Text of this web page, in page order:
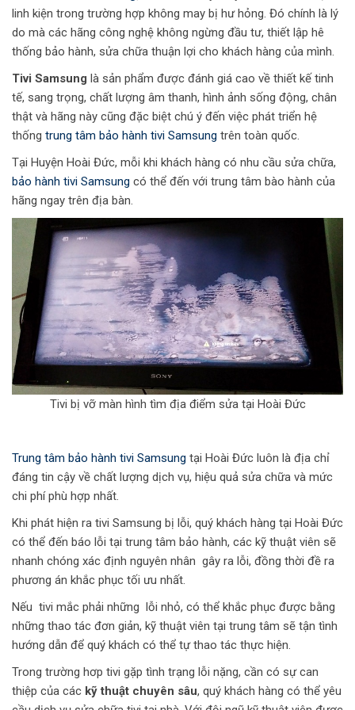
linh kiện trong trường hợp không may bị hư hỏng. Đó chính là lý
do mà các hãng công nghệ không ngừng đầu tư, thiết lập hê
thống bảo hành, sửa chữa thuận lợi cho khách hàng của mình.
Tivi Samsung là sản phẩm được đánh giá cao về thiết kế tinh
tế, sang trọng, chất lượng âm thanh, hình ảnh sống động, chân
thật và hãng này cũng đặc biệt chú ý đến việc phát triển hệ
thống trung tâm bảo hành tivi Samsung trên toàn quốc.
Tại Huyện Hoài Đức, mỗi khi khách hàng có nhu cầu sửa chữa,
bảo hành tivi Samsung có thể đến với trung tâm bào hành của
hãng ngay trên địa bàn.
Tivi bị vỡ màn hình tìm địa điểm sửa tại Hoài Đức
Trung tâm bảo hành tivi Samsung tại Hoài Đức luôn là địa chỉ
đáng tin cậy về chất lượng dịch vụ, hiệu quả sửa chữa và mức
chi phí phù hợp nhất.
Khi phát hiện ra tivi Samsung bị lỗi, quý khách hàng tại Hoài Đức
có thể đến báo lỗi tại trung tâm bảo hành, các kỹ thuật viên sẽ
nhanh chóng xác định nguyên nhân gây ra lỗi, đồng thời đề ra
phương án khắc phục tối ưu nhất.
Nếu tivi mắc phải những lỗi nhỏ, có thể khắc phục được bằng
những thao tác đơn giản, kỹ thuật viên tại trung tâm sẽ tận tình
hướng dẫn để quý khách có thể tự thao tác thực hiện.
Trong trường hơp tivi gặp tình trạng lỗi nặng, cần có sự can
thiệp của các kỹ thuật chuyên sâu, quý khách hàng có thể yêu